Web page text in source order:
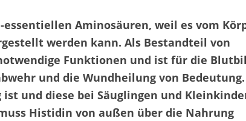
Aminosäuren, weil es vom
werden kann. Als Bestandteil von
Funktionen und ist für die
und die Wundheilung von Bedeutung.
ist und diese bei Säuglingen und
Histidin von außen über die Nahrung